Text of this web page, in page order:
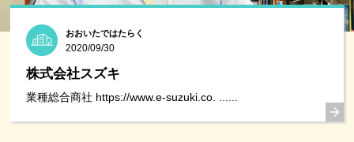
おおいたではたらく
2020/09/30
株式会社スズキ
業種総合商社 https://www.e-suzuki.co. ......